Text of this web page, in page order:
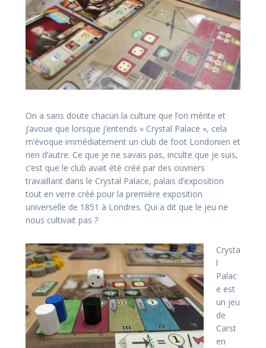
On a sans doute chacun la culture que l’on mérite et
j’avoue que lorsque j’entends « Crystal Palace », cela
m’évoque immédiatement un club de foot Londonien et
rien d’autre. Ce que je ne savais pas, inculte que je suis,
c’est que le club avait été créé par des ouvriers
travaillant dans le Crystal Palace, palais d’exposition
tout en verre créé pour la première exposition
universelle de 1851 à Londres. Qui a dit que le jeu ne
nous cultivait pas ?
Crysta
l
Palac
e est
un jeu
de
Carst
en